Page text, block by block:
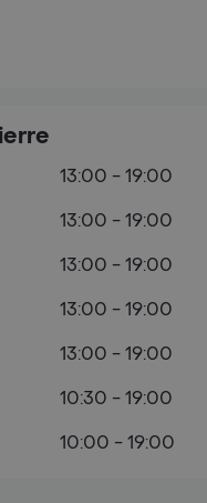
13:00 - 19:00
13:00 - 19:00
13:00 - 19:00
13:00 - 19:00
13:00 - 19:00
10:30 - 19:00
10:00 - 19:00